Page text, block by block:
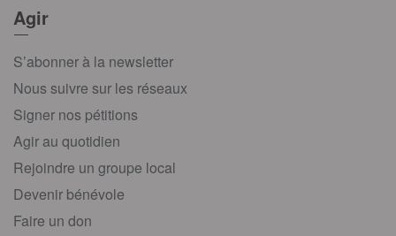
Agir
S’abonner à la newsletter
Nous suivre sur les réseaux
Signer nos pétitions
Agir au quotidien
Rejoindre un groupe local
Devenir bénévole
Faire un don